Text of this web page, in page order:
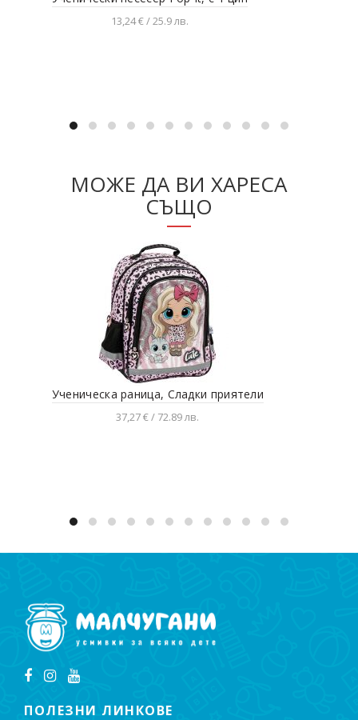
13,24 € / 25.9 лв.
МОЖЕ ДА ВИ ХАРЕСА
СЪЩО
Ученическа раница, Сладки приятели
37,27 € / 72.89 лв.
ПОЛЕЗНИ ЛИНКОВЕ